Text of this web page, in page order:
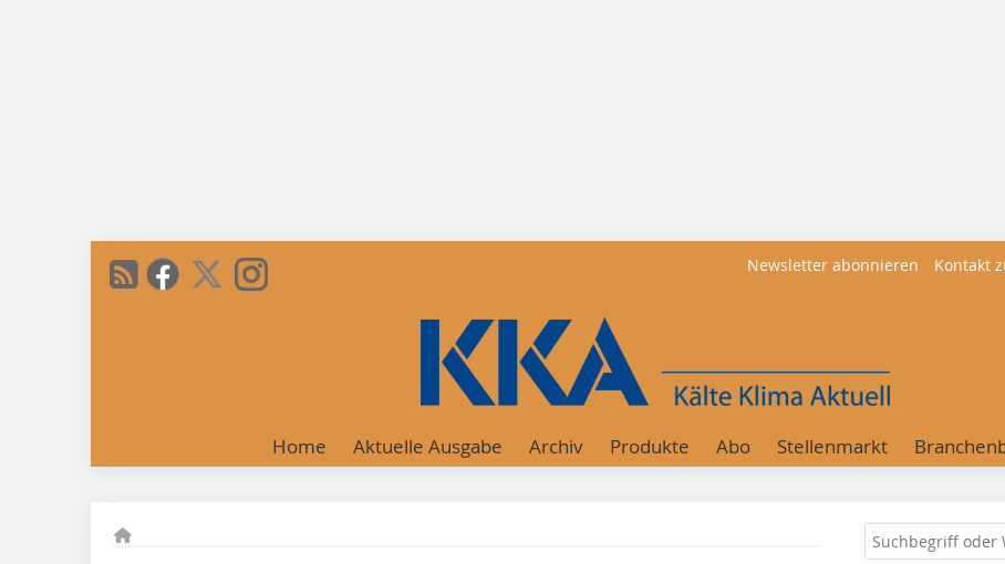
Newsletter abonnieren Kontakt
Home Aktuelle Ausgabe Archiv Produkte Abo Stellenmarkt